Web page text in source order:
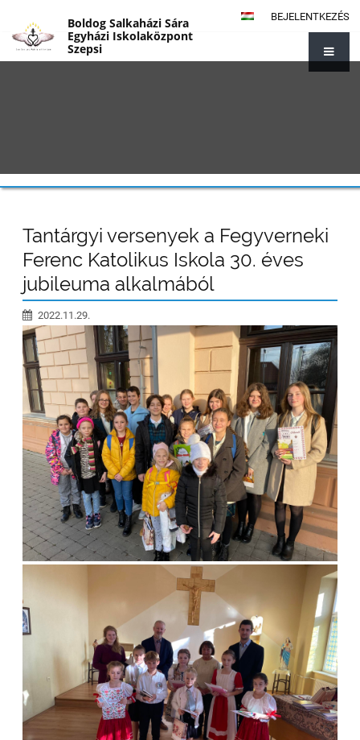
BEJELENTKEZÉS
Boldog Salkaházi Sára
Egyházi Iskolaközpont
Szepsi
Tantárgyi versenyek a Fegyverneki
Ferenc Katolikus Iskola 30. éves
jubileuma alkalmából
2022.11.29.